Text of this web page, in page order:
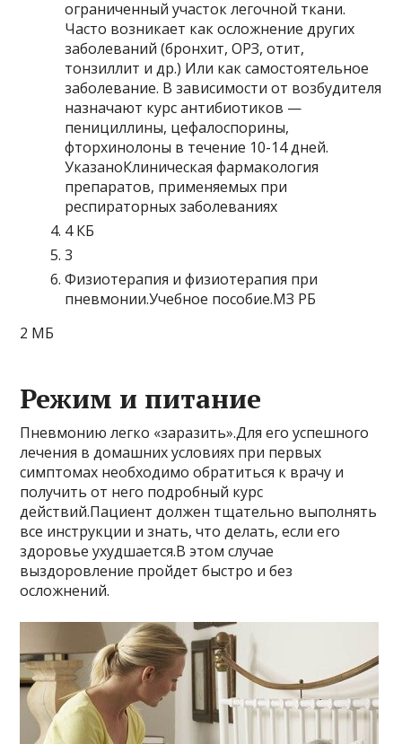
ограниченный участок легочной ткани.
Часто возникает как осложнение других
заболеваний (бронхит, ОРЗ, отит,
тонзиллит и др.) Или как самостоятельное
заболевание. В зависимости от возбудителя
назначают курс антибиотиков —
пенициллины, цефалоспорины,
фторхинолоны в течение 10-14 дней.
УказаноКлиническая фармакология
препаратов, применяемых при
респираторных заболеваниях
4 КБ
3
Физиотерапия и физиотерапия при
пневмонии.Учебное пособие.МЗ РБ
2 МБ
Режим и питание
Пневмонию легко «заразить».Для его успешного
лечения в домашних условиях при первых
симптомах необходимо обратиться к врачу и
получить от него подробный курс
действий.Пациент должен тщательно выполнять
все инструкции и знать, что делать, если его
здоровье ухудшается.В этом случае
выздоровление пройдет быстро и без
осложнений.